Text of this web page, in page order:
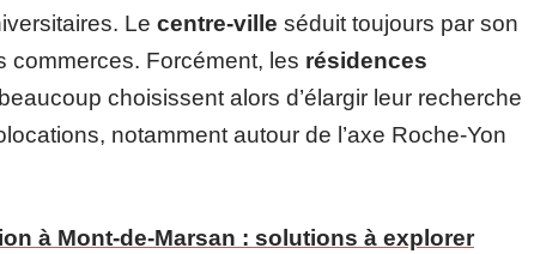
Le centre-ville séduit toujours par son
commerces. Forcément, les résidences
choisissent alors d’élargir leur recherche
notamment autour de l’axe Roche-Yon
à Mont-de-Marsan : solutions à explorer